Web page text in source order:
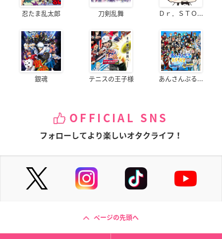
忍たま乱太郎 刀剣乱舞 Ｄｒ．ＳＴＯ...
銀魂 テニスの王子様 あんさんぶる...
OFFICIAL SNS
フォローしてより楽しいオタクライフ！
ページの先頭へ